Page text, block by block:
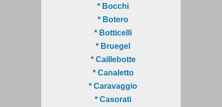
* Bocchi
* Botero
* Botticelli
* Bruegel
* Caillebotte
* Canaletto
* Caravaggio
* Casorati